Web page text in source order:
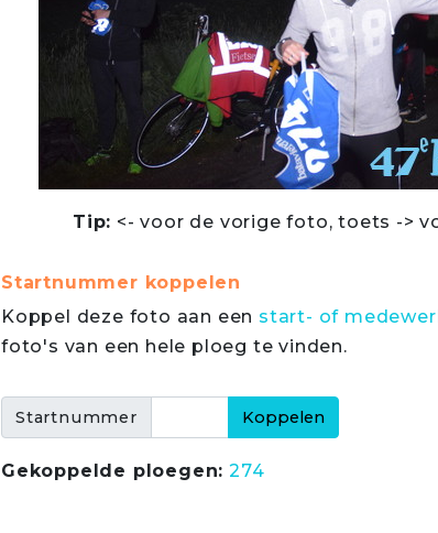
Tip: <- voor de vorige foto, toets ->
Startnummer koppelen
Koppel deze foto aan een start- of
foto's van een hele ploeg te vinden.
Startnummer
Gekoppelde ploegen: 274